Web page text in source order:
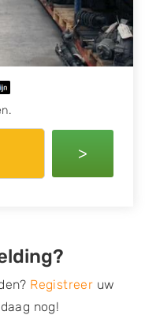
>
Registreer uw
nog!